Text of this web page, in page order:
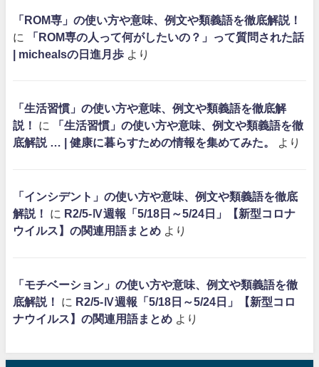
「ROM専」の使い方や意味、例文や類義語を徹底解説！
に
「ROM専の人って何がしたいの？」って質問された話
| michealsの日進月歩 より
「生活習慣」の使い方や意味、例文や類義語を徹底解
説！
に
「生活習慣」の使い方や意味、例文や類義語を徹
底解説 … | 健康に暮らすための情報を集めてみた。
より
「インシデント」の使い方や意味、例文や類義語を徹底
解説！
に R2/5-Ⅳ週報「5/18日～5/24日」【新型コロナ
ウイルス】の関連用語まとめ より
「モチベーション」の使い方や意味、例文や類義語を徹
底解説！
に R2/5-Ⅳ週報「5/18日～5/24日」【新型コロ
ナウイルス】の関連用語まとめ より